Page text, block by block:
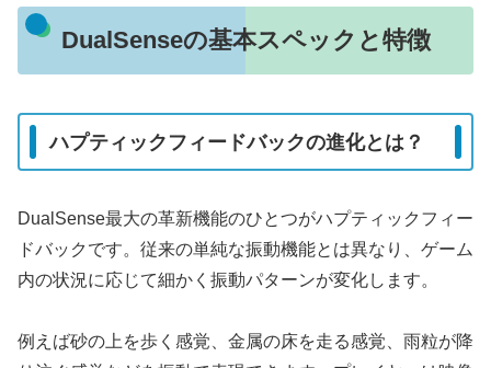
DualSenseの基本スペックと特徴
ハプティックフィードバックの進化とは？
DualSense最大の革新機能のひとつがハプティックフィー
ドバックです。従来の単純な振動機能とは異なり、ゲーム
内の状況に応じて細かく振動パターンが変化します。
例えば砂の上を歩く感覚、金属の床を走る感覚、雨粒が降